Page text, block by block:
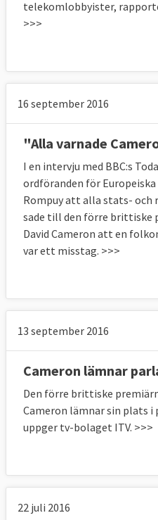
telekomlobbyister,
>>>
16 september 2016
"Alla varnade
I en intervju med BBC:s
ordföranden för Europeiska
Rompuy att alla stats- och
sade till den förre brittiske
David Cameron att en
var ett misstag. >>>
13 september 2016
Cameron lämnar
Den förre brittiske
Cameron lämnar sin plats
uppger tv-bolaget ITV. >>>
22 juli 2016